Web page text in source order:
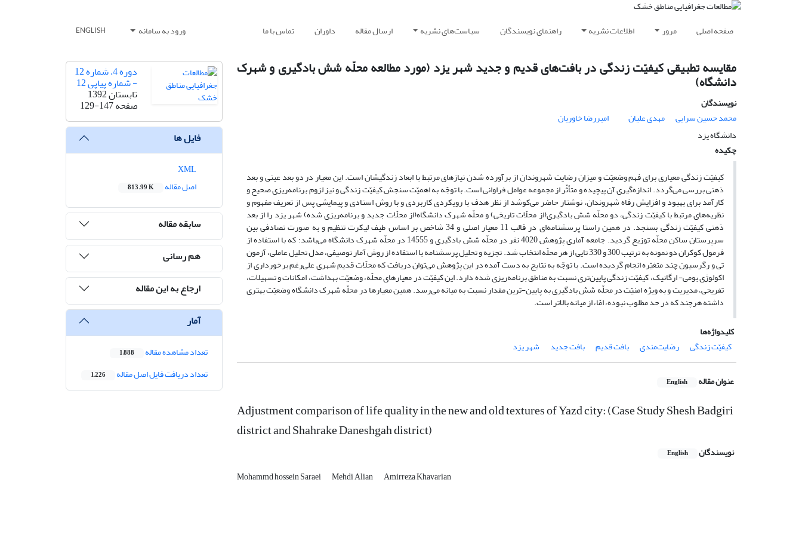
صفحه اصلی مرور اطلاعات نشریه راهنمای نویسندگان سیاست‌های نشریه ارسال مقاله داوران تماس با ما ورود به سامانه ENGLISH
مقایسه تطبیقی کیفیّت زندگی در بافت‌های قدیم و جدید شهر یزد (مورد مطالعه محلّه شش بادگیری و شهرک
دانشگاه)
نویسندگان
محمد حسین سرایی
مهدی علیان
امیررضا خاوریان
دانشگاه یزد
چکیده
کیفیّت زندگی معیاری برای فهم وضعیّت و میزان رضایت شهروندان از برآورده شدن نیازهای مرتبط با ابعاد زندگیشان است. این معیار در دو بعد عینی و بعد
ذهنی بررسی می‌گردد. اندازه‌گیری آن پیچیده و متأثّر از مجموعه عوامل فراوانی است. با توجّه به اهمیّت سنجش کیفیّت زندگی و نیز لزوم برنامه‌ریزی صحیح و
کارآمد برای بهبود و افزایش رفاه شهروندان، نوشتار حاضر می‌کوشد از نظر هدف با رویکردی کاربردی و با روش اسنادی و پیمایشی پس از تعریف مفهوم و
نظریه‌های مرتبط با کیفیّت زندگی، دو محلّه شش بادگیری(از محلّات تاریخی) و محلّه شهرک دانشگاه(از محلّات جدید و برنامه‌ریزی شده) شهر یزد را از بعد
ذهنی کیفیّت زندگی بسنجد. در همین راستا پرسشنامه‌ای در قالب 11 معیار اصلی و 34 شاخص بر اساس طیف لیکرت تنظیم و به صورت تصادفی بین
سرپرستان ساکن محلّه توزیع گردید. جامعه آماری پژوهش 4020 نفر در محلّه شش بادگیری و 14555 در محلّه شهرک دانشگاه می‌باشد؛ که با استفاده از
فرمول کوکران دو نمونه به ترتیب 300 و 330 تایی از هر محلّه انتخاب شد. تجزیه و تحلیل پرسشنامه با استفاده از روش آمار توصیفی، مدل تحلیل عاملی، آزمون
تی و رگرسیون چند متغیّره انجام گردیده است. با توجّه به نتایج به دست آمده در این پژوهش می‌توان دریافت که محلّات قدیم شهری علی‌رغم برخورداری از
اکولوژی بومی- ارگانیک، کیفیّت زندگی پایین‌تری نسبت به مناطق برنامه‌ریزی شده دارد. این کیفیّت در معیارهای محلّه، وضعیّت بهداشت، امکانات و تسهیلات،
تفریحی، مدیریت و به ویژه امنیّت در محلّه شش بادگیری به پایین-ترین مقدار نسبت به میانه می‌رسد. همین معیارها در محلّه شهرک دانشگاه وضعیّت بهتری
داشته هرچند که در حد مطلوب نبوده، امّا، از میانه بالاتر است.
کلیدواژه‌ها
کیفیّت زندگی
رضایت‌مندی بافت قدیم بافت جدید شهر یزد
عنوان مقاله English
Adjustment comparison of life quality in the new and old textures of Yazd city: (Case Study Shesh Badgiri
district and Shahrake Daneshgah district)
نویسندگان English
Mohammd hossein Saraei Mehdi Alian Amirreza Khavarian
دوره 4، شماره 12
- شماره پیاپی 12
تابستان 1392
صفحه129-147
فایل ها
اصل مقاله
813.99 K
سابقه مقاله
هم رسانی
ارجاع به این مقاله
آمار
تعداد مشاهده مقاله 1,888
تعداد دریافت فایل اصل مقاله 1,226